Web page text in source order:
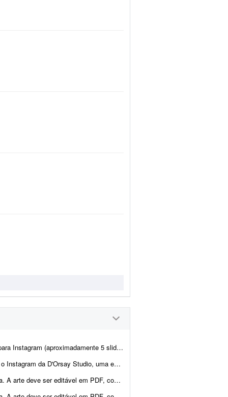
para duas clientes pediatras. A identidade visual já está pré-definida...
em desenvolvimento de hardware, software, sistemas embarcados e soluçõ...
pela gráfica. Quero unir dois elementos: o lobo ficar&aac...